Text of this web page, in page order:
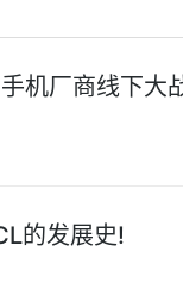
机厂商线下大
的发展史!